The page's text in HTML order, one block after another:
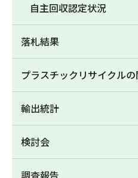
自主回収認定状況
落札結果
プラスチックリサイクル
輸出統計
検討会
調査報告